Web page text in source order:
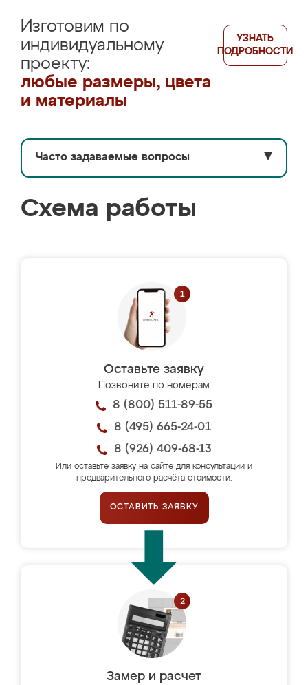
Изготовим по
индивидуальному
проекту:
любые размеры, цвета
и материалы
УЗНАТЬ
ПОДРОБНОСТИ
Часто задаваемые вопросы ▼
Схема работы
Оставьте заявку
Позвоните по номерам
8 (800) 511-89-55
8 (495) 665-24-01
8 (926) 409-68-13
Или оставьте заявку на сайте для консультации и
предварительного расчёта стоимости.
ОСТАВИТЬ ЗАЯВКУ
Замер и расчет